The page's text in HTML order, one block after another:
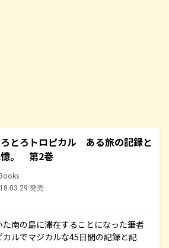
とろトロピカル ある旅の記録と
。 第2巻
発売
南の島に滞在することになった筆者
ルでマジカルな45日間の記録と記